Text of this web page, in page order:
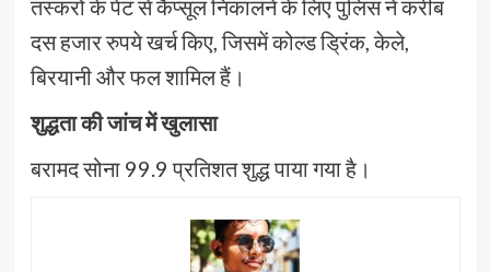
तस्करों के पेट से कैप्सूल निकालने के लिए पुलिस ने करीब
दस हजार रुपये खर्च किए, जिसमें कोल्ड ड्रिंक, केले,
बिरयानी और फल शामिल हैं।
शुद्धता की जांच में खुलासा
बरामद सोना 99.9 प्रतिशत शुद्ध पाया गया है।